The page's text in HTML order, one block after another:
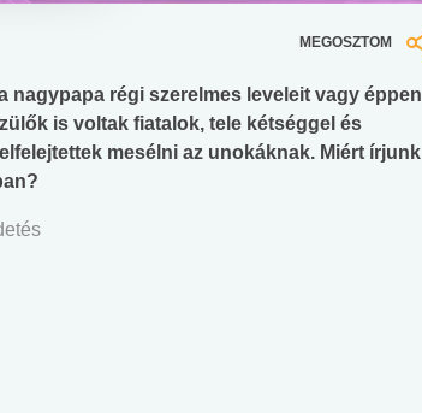
MEGOSZTOM
nagypapa régi szerelmes leveleit vagy éppen
is voltak fiatalok, tele kétséggel és
mesélni az unokáknak. Miért írjunk